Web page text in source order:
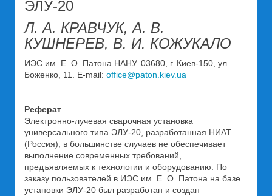
ЭЛУ-20
Л. А. КРАВЧУК, А. В.
КУШНЕРЕВ, В. И. КОЖУКАЛО
ИЭС им. Е. О. Патона НАНУ. 03680, г. Киев-150, ул.
Боженко, 11. E-mail: office@paton.kiev.ua
Реферат
Электронно-лучевая сварочная установка
универсального типа ЭЛУ-20, разработанная НИАТ
(Россия), в большинстве случаев не обеспечивает
выполнение современных требований,
предъявляемых к технологии и оборудованию. По
заказу пользователей в ИЭС им. Е. О. Патона на базе
установки ЭЛУ-20 был разработан и создан